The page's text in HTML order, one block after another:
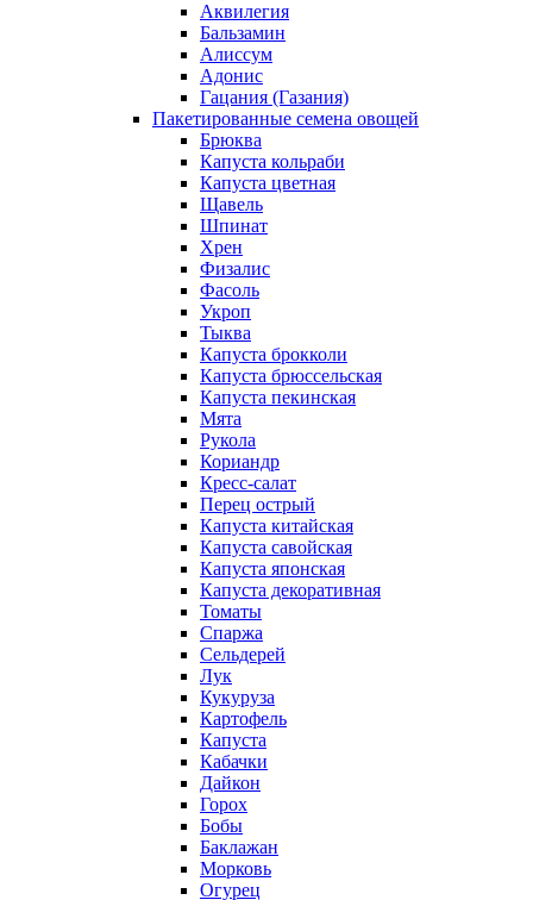
Аквилегия
Бальзамин
Алиссум
Адонис
Гацания (Газания)
Пакетированные семена овощей
Брюква
Капуста кольраби
Капуста цветная
Щавель
Шпинат
Хрен
Физалис
Фасоль
Укроп
Тыква
Капуста брокколи
Капуста брюссельская
Капуста пекинская
Мята
Рукола
Кориандр
Кресс-салат
Перец острый
Капуста китайская
Капуста савойская
Капуста японская
Капуста декоративная
Томаты
Спаржа
Сельдерей
Лук
Кукуруза
Картофель
Капуста
Кабачки
Дайкон
Горох
Бобы
Баклажан
Морковь
Огурец